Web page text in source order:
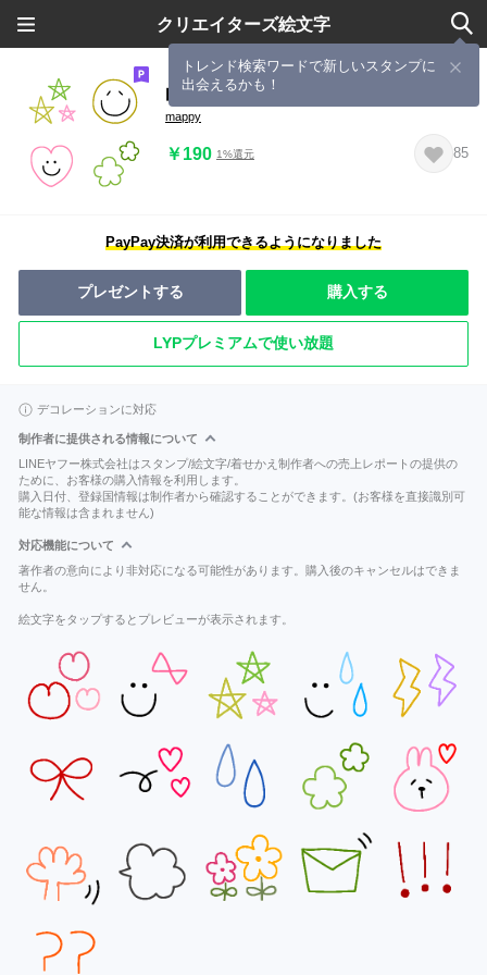
クリエイターズ絵文字
トレンド検索ワードで新しいスタンプに
出会えるかも！
白ふち線画絵文字
mappy
￥190 1%還元 85
PayPay決済が利用できるようになりました
プレゼントする 購入する
LYPプレミアムで使い放題
デコレーションに対応
制作者に提供される情報について
LINEヤフー株式会社はスタンプ/絵文字/着せかえ制作者への売上レポートの提供の
ために、お客様の購入情報を利用します。
購入日付、登録国情報は制作者から確認することができます。(お客様を直接識別可
能な情報は含まれません)
対応機能について
著作者の意向により非対応になる可能性があります。購入後のキャンセルはできま
せん。
絵文字をタップするとプレビューが表示されます。